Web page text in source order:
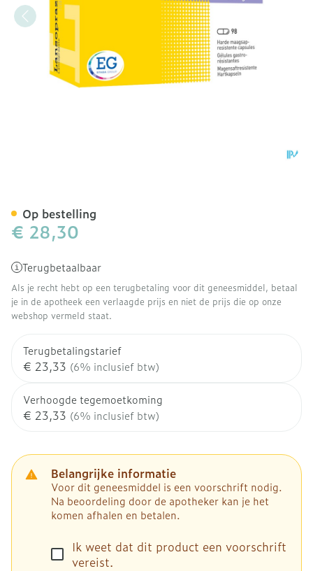
€ 28,30
Terugbetaalbaar
Als je recht hebt op een terugbetaling voor dit geneesmiddel, betaal
je in de apotheek een verlaagde prijs en niet de prijs die op onze
webshop vermeld staat.
Terugbetalingstarief
€ 23,33 (6% inclusief btw)
Verhoogde tegemoetkoming
€ 23,33 (6% inclusief btw)
Belangrijke informatie
Voor dit geneesmiddel is een voorschrift nodig.
Na beoordeling door de apotheker kan je het
komen afhalen en betalen.
Ik weet dat dit product een voorschrift
vereist.
Op bestelling